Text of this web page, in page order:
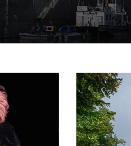
A
z
o
n
o
s